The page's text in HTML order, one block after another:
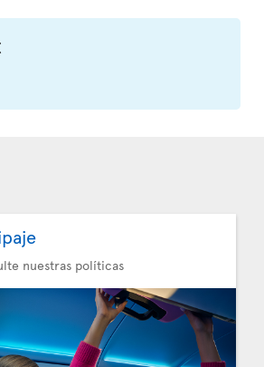
nuestras políticas